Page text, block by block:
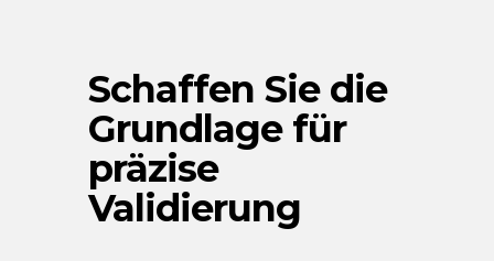
Schaffen Sie die
Grundlage für
präzise
Validierung